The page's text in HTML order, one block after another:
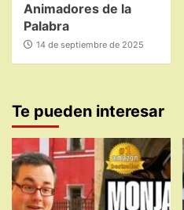
Animadores de la
Palabra
14 de septiembre de 2025
Te pueden interesar